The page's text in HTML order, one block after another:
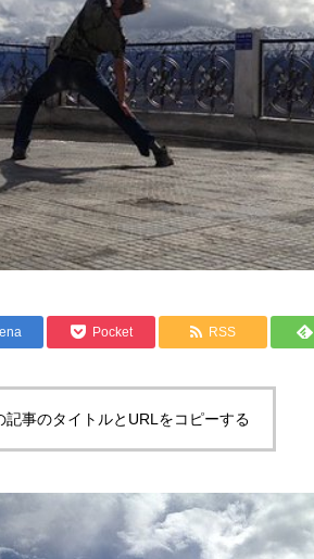
Pocket RSS
記事のタイトルとURLをコピーする